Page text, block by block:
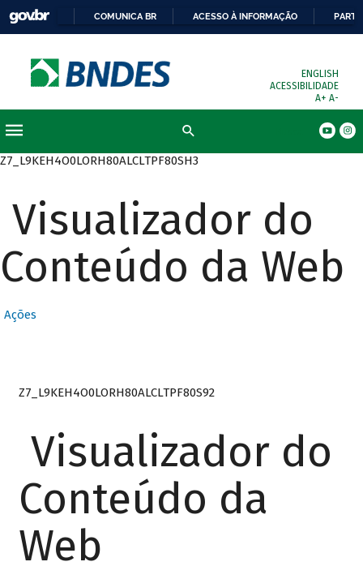
COMUNICA BR ACESSO À INFORMAÇÃO
ENGLISH
ACESSIBILIDADE
A+ A-
Z7_L9KEH4O0LORH80ALCLTPF80SH3
Visualizador do
Conteúdo da Web
Ações
Z7_L9KEH4O0LORH80ALCLTPF80S92
Visualizador do
Conteúdo da
Web